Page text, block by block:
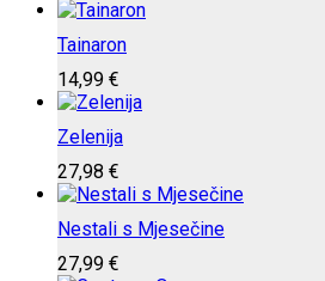
Tainaron
14,99 €
Zelenija
27,98 €
Nestali s Mjesečine
27,99 €